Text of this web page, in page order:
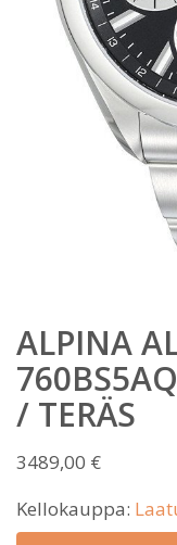
ALPINA
/ TERÄS
3489,00 €
Kellokauppa: